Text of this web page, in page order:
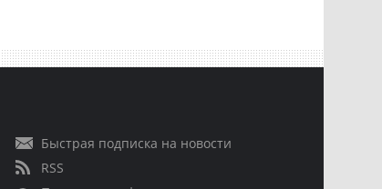
Быстрая подписка на новости
RSS